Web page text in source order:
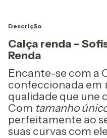
Descrição
Calça renda –
Renda
Encante-se com a
confeccionada em
qualidade que une
Com tamanho
perfeitamente ao
suas curvas com